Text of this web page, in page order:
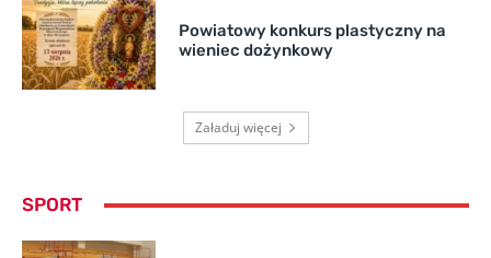
Powiatowy konkurs plastyczny na
wieniec dożynkowy
Załaduj więcej
SPORT